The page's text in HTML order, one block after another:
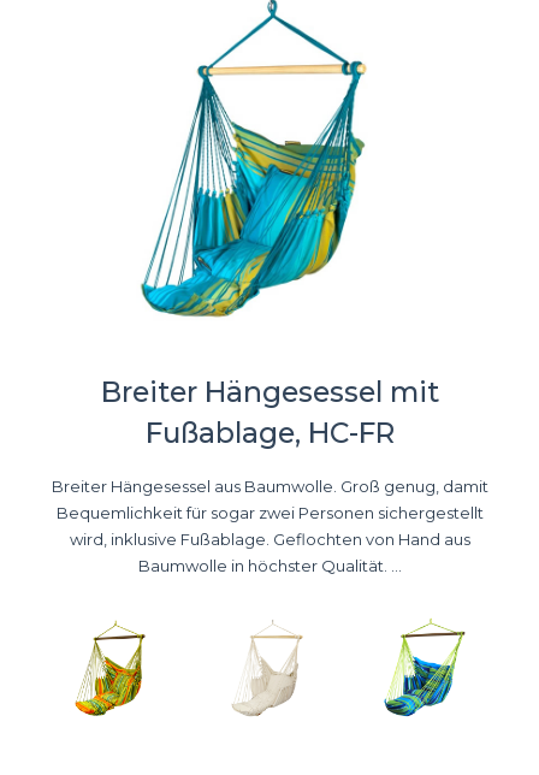
Breiter Hängesessel mit
Fußablage, HC-FR
Breiter Hängesessel aus Baumwolle. Groß genug, damit
Bequemlichkeit für sogar zwei Personen sichergestellt
wird, inklusive Fußablage. Geflochten von Hand aus
Baumwolle in höchster Qualität. ...